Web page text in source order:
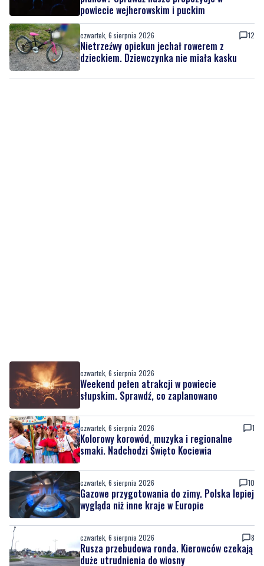
powiecie wejherowskim i puckim
czwartek, 6 sierpnia 2026 12
Nietrzeźwy opiekun jechał rowerem z
dzieckiem. Dziewczynka nie miała kasku
czwartek, 6 sierpnia 2026
Weekend pełen atrakcji w powiecie
słupskim. Sprawdź, co zaplanowano
czwartek, 6 sierpnia 2026 1
Kolorowy korowód, muzyka i regionalne
smaki. Nadchodzi Święto Kociewia
czwartek, 6 sierpnia 2026 10
Gazowe przygotowania do zimy. Polska lepiej
wygląda niż inne kraje w Europie
czwartek, 6 sierpnia 2026 8
Rusza przebudowa ronda. Kierowców czekają
duże utrudnienia do wiosny